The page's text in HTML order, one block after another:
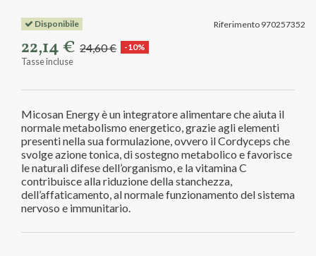
Riferimento 970257352
Disponibile
22,14 € 24,60 € -10%
Tasse incluse
Micosan Energy è un integratore alimentare che aiuta il
normale metabolismo energetico, grazie agli elementi
presenti nella sua formulazione, ovvero il Cordyceps che
svolge azione tonica, di sostegno metabolico e favorisce
le naturali difese dell’organismo, e la vitamina C
contribuisce alla riduzione della stanchezza,
dell’affaticamento, al normale funzionamento del sistema
nervoso e immunitario.